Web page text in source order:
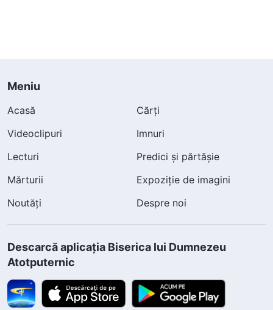
Meniu
Acasă
Cărți
Videoclipuri
Imnuri
Lecturi
Predici și părtășie
Mărturii
Expoziție de imagini
Noutăți
Despre noi
Descarcă aplicația Biserica lui Dumnezeu
Atotputernic